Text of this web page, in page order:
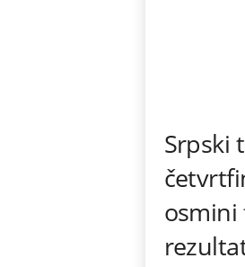
e
s
t
i
Srpski
osmini